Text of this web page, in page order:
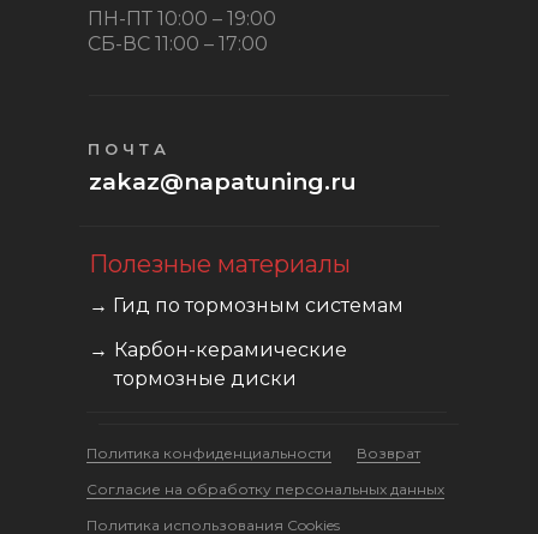
zakaz@napatuning.ru
ПОЧТА
Политика конфиденциальности
Возврат
Cогласие на обработку персональных данных
Политика использования Cookies
ПН-ПТ 10:00 – 19:00
СБ-ВС 11:00 – 17:00
Полезные материалы
→ Гид по тормозным системам
Карбон-керамические
тормозные диски
→